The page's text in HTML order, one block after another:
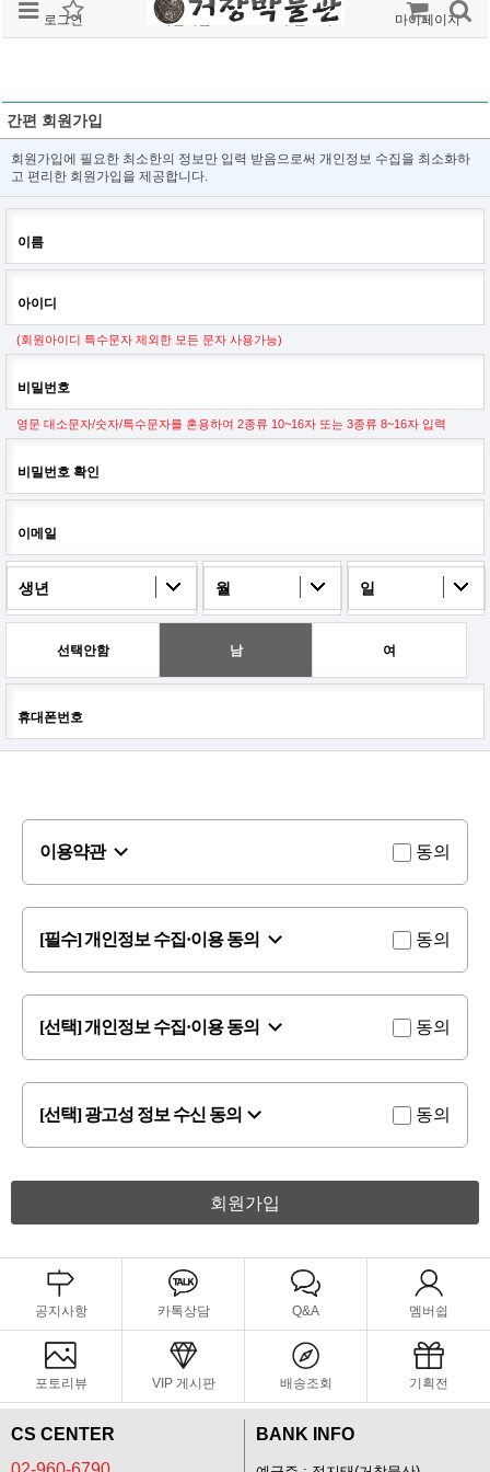
로그인 회원가입 주문조회 마이페이지
간편 회원가입
회원가입에 필요한 최소한의 정보만 입력 받음으로써 개인정보 수집을 최소화하
고 편리한 회원가입을 제공합니다.
이름
아이디
(회원아이디 특수문자 제외한 모든 문자 사용가능)
비밀번호
영문 대소문자/숫자/특수문자를 혼용하여 2종류 10~16자 또는 3종류 8~16자 입력
비밀번호 확인
이메일
생년 월 일
선택안함 남 여
휴대폰번호
이용약관 동의
[필수] 개인정보 수집·이용 동의 동의
[선택] 개인정보 수집·이용 동의 동의
[선택] 광고성 정보 수신 동의 동의
회원가입
공지사항 카톡상담 Q&A 멤버쉽
포토리뷰 VIP 게시판 배송조회 기획전
CS CENTER
BANK INFO